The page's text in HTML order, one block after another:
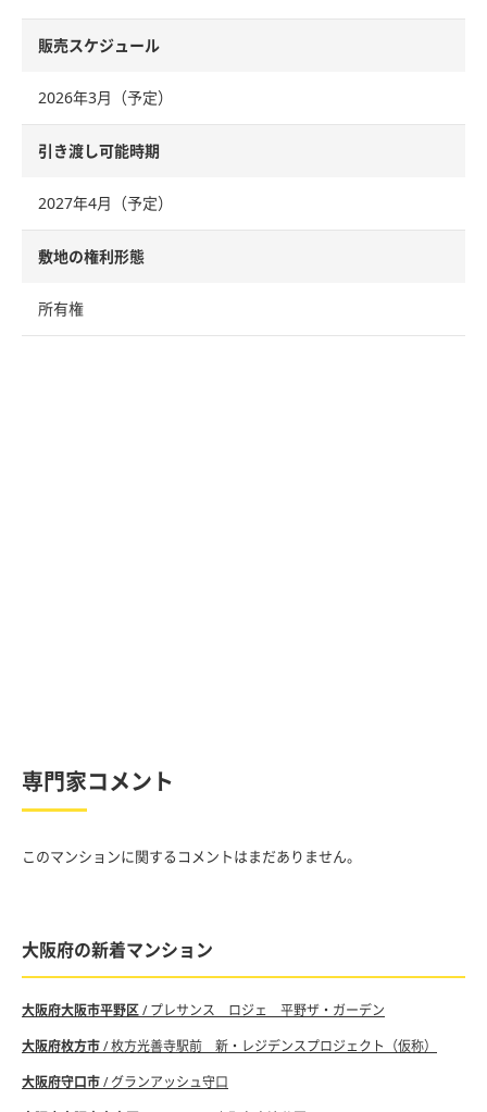
販売スケジュール
2026年3月（予定）
引き渡し可能時期
2027年4月（予定）
敷地の権利形態
所有権
専門家コメント
このマンションに関するコメントはまだありません。
大阪府の新着マンション
大阪府大阪市平野区/ プレサンス ロジェ 平野ザ・ガーデン
大阪府枚方市/ 枚方光善寺駅前 新・レジデンスプロジェクト（仮称）
大阪府守口市/ グランアッシュ守口